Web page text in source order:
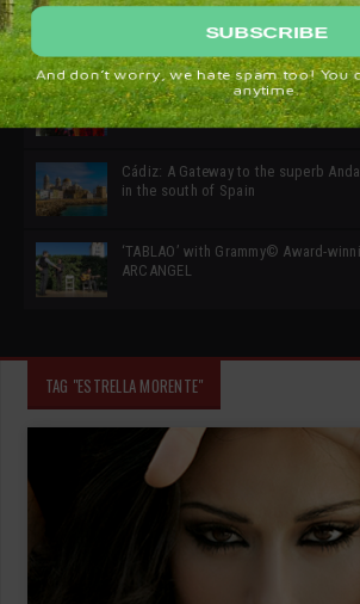
32ª edición de Ciutat Flamenco
SIMOF 30 Edition 2025 * ‘We are all
Cádiz: A Gateway to the superb
in the south of Spain
‘TABLAO’ with Grammy© Award-
ARCANGEL
TAG "ESTRELLA MORENTE"